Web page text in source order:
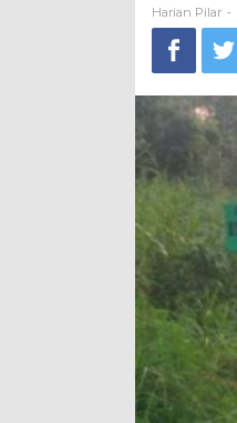
Harian Pilar -